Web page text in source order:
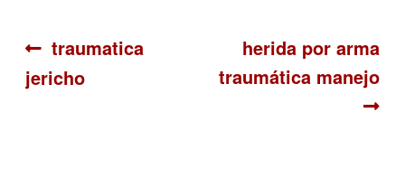
Navegación
de
Anterior:
traumatica
jericho
Siguiente:
herida por arma
traumática manejo